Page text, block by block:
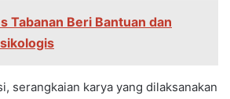
Tabanan Beri Bantuan dan
serangkaian karya yang dilaksanakan